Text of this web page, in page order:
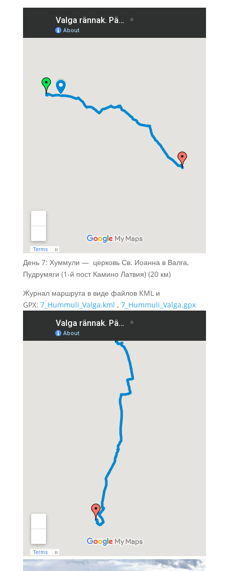
День 7: Хуммули — церковь Св. Иоанна в Валга,
Пудрумяги (1-й пост Камино Латвия) (20 км)
Журнал маршрута в виде файлов KML и
GPX: 7_Hummuli_Valga.kml , 7_Hummuli_Valga.gpx